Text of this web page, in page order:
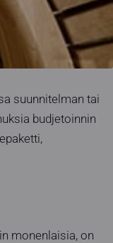
suunnitelman tai
budjetoinnin
monenlaisia, on